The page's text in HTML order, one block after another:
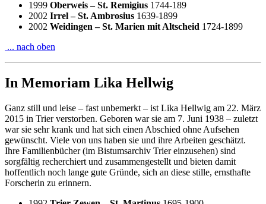
1999 Oberweis – St. Remigius 1744-189
2002 Irrel – St. Ambrosius 1639-1899
2002 Weidingen – St. Marien mit Altscheid 1724-1899
... nach oben
In Memoriam Lika Hellwig
Ganz still und leise – fast unbemerkt – ist Lika Hellwig am 22. März
2015 in Trier verstorben. Geboren war sie am 7. Juni 1938 – zuletzt
war sie sehr krank und hat sich einen Abschied ohne Aufsehen
gewünscht. Viele von uns haben sie und ihre Arbeiten geschätzt.
Ihre Familienbücher (im Bistumsarchiv Trier einzusehen) sind
sorgfältig recherchiert und zusammengestellt und bieten damit
hoffentlich noch lange gute Gründe, sich an diese stille, ernsthafte
Forscherin zu erinnern.